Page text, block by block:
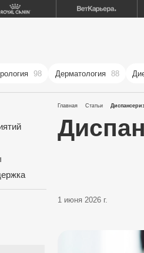
98 Дерматология 88
Главная Статьи
1 июня 2026 г.